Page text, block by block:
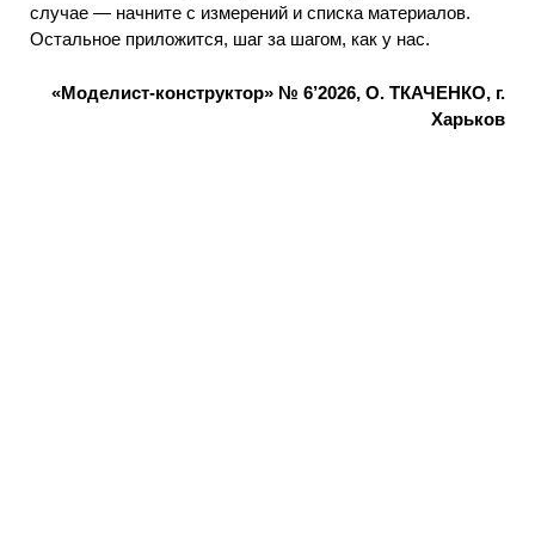
случае — начните с измерений и списка материалов.
Остальное приложится, шаг за шагом, как у нас.
«Моделист-конструктор» № 6’2026, О. ТКАЧЕНКО, г.
Харьков